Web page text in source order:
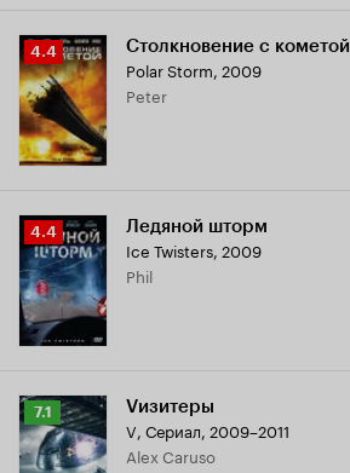
Рейтинг
Кинопоиска
4.4
4.4 Столкновение с кометой
Polar Storm, 2009
Peter
Рейтинг
Кинопоиска
4.4
4.4 Ледяной шторм
Ice Twisters, 2009
Phil
Рейтинг
Кинопоиска
7.1
7.1 Vизитеры
V, Сериал, 2009–2011
Alex Caruso